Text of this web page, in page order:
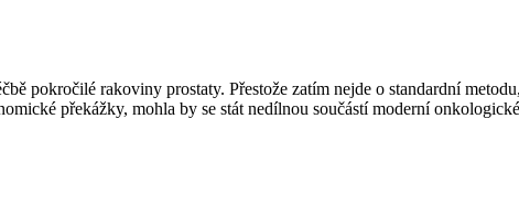
pokročilé rakoviny prostaty. Přestože zatím nejde o standardní
překážky, mohla by se stát nedílnou součástí moderní